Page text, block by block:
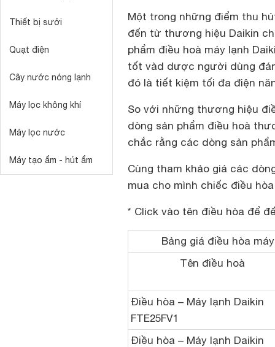
Thiết bị sưởi
Quạt điện
Cây nước nóng lạnh
Máy lọc không khí
Máy lọc nước
Máy tạo ẩm - hút ẩm
Một trong những điểm thu
đến từ thương hiệu Daikin
phẩm điều hoà máy lạnh
tốt vàd dược người dùng
đó là tiết kiệm tối đa điện
So với những thương hiệu
dòng sản phẩm điều hoà
chắc rằng các dòng sản
Cùng tham khảo giá các
mua cho mình chiếc điều
* Click vào tên điều hòa để
Bảng giá điều hòa
Tên điều hoà
Điều hòa – Máy lạnh Daikin
FTE25FV1
Điều hòa – Máy lạnh Daikin